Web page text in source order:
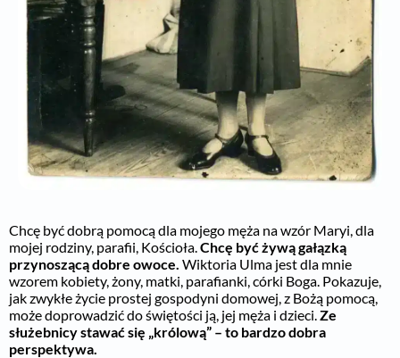
Chcę być dobrą pomocą dla mojego męża na wzór Maryi, dla
mojej rodziny, parafii, Kościoła. Chcę być żywą gałązką
przynoszącą dobre owoce. Wiktoria Ulma jest dla mnie
wzorem kobiety, żony, matki, parafianki, córki Boga. Pokazuje,
jak zwykłe życie prostej gospodyni domowej, z Bożą pomocą,
może doprowadzić do świętości ją, jej męża i dzieci. Ze
służebnicy stawać się „królową” – to bardzo dobra
perspektywa.